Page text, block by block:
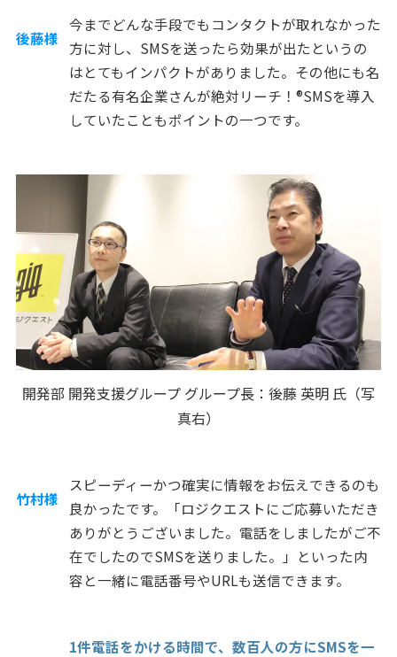
後藤様
今までどんな手段でもコンタクトが取れなかった
方に対し、SMSを送ったら効果が出たというの
はとてもインパクトがありました。その他にも名
だたる有名企業さんが絶対リーチ！®︎SMSを導入
していたこともポイントの一つです。
開発部 開発支援グループ グループ長：後藤 英明 氏（写
真右）
竹村様
スピーディーかつ確実に情報をお伝えできるのも
良かったです。「ロジクエストにご応募いただき
ありがとうございました。電話をしましたがご不
在でしたのでSMSを送りました。」といった内
容と一緒に電話番号やURLも送信できます。
1件電話をかける時間で、数百人の方にSMSを一